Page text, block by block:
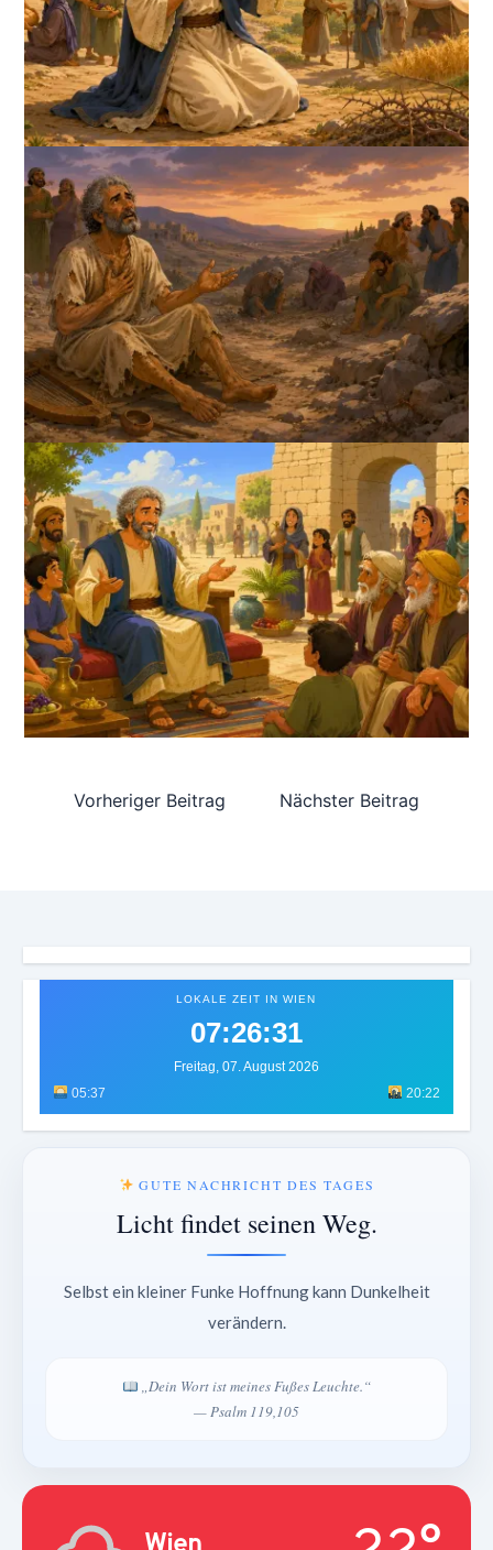
Vorheriger Beitrag Nächster Beitrag
LOKALE ZEIT IN WIEN
07:26:34
Freitag, 07. August 2026
05:37
20:22
GUTE NACHRICHT DES TAGES
Licht findet seinen Weg.
Selbst ein kleiner Funke Hoffnung kann Dunkelheit
verändern.
„Dein Wort ist meines Fußes Leuchte.“
— Psalm 119,105
Wien